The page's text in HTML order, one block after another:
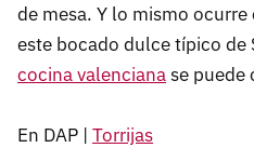
de mesa. Y lo mismo
este bocado dulce típico de
cocina valencianase puede
En DAP | Torrijas